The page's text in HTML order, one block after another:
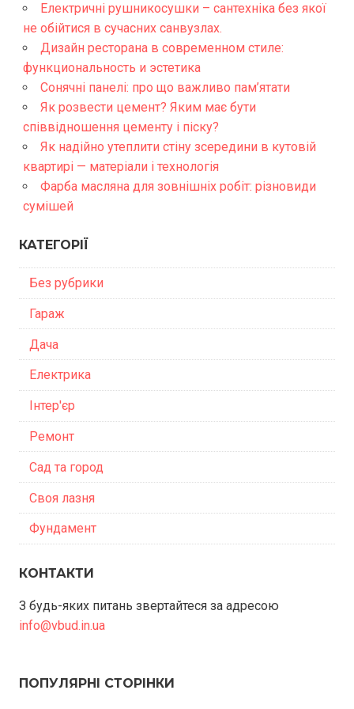
Електричні рушникосушки – сантехніка без якої
не обійтися в сучасних санвузлах.
Дизайн ресторана в современном стиле:
функциональность и эстетика
Сонячні панелі: про що важливо пам’ятати
Як розвести цемент? Яким має бути
співвідношення цементу і піску?
Як надійно утеплити стіну зсередини в кутовій
квартирі — матеріали і технологія
Фарба масляна для зовнішніх робіт: різновиди
сумішей
КАТЕГОРІЇ
Без рубрики
Гараж
Дача
Електрика
Інтер'єр
Ремонт
Сад та город
Своя лазня
Фундамент
КОНТАКТИ
З будь-яких питань звертайтеся за адресою
info@vbud.in.ua
ПОПУЛЯРНІ СТОРІНКИ